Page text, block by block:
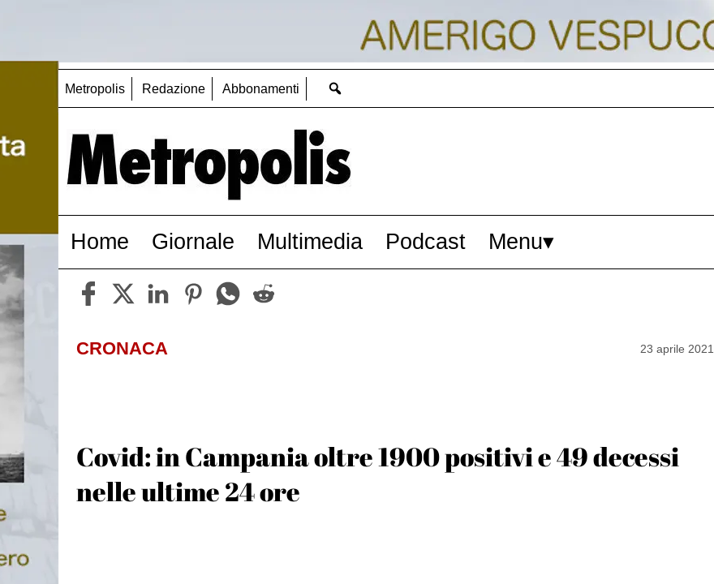
Metropolis Redazione Abbonamenti
Home Giornale Multimedia Podcast Menu
CRONACA 23 aprile 2021
Covid: in Campania oltre 1900 positivi e 49 decessi
nelle ultime 24 ore